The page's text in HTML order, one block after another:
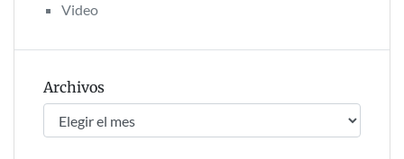
Video
Archivos
Archivos